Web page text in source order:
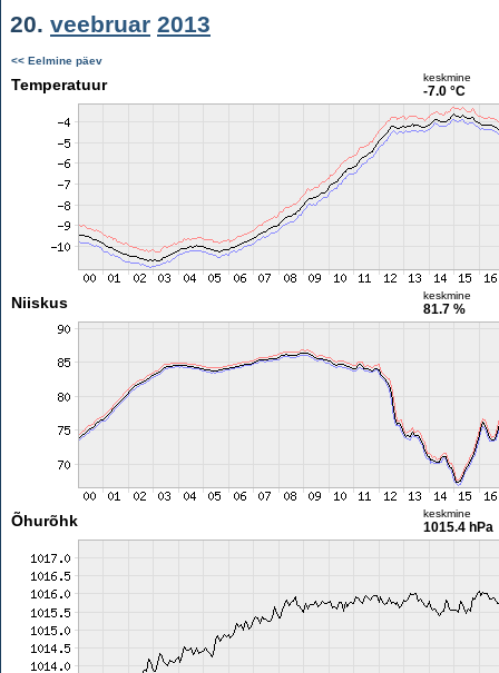
20. veebruar 2013
<< Eelmine päev
Temperatuur keskmine
-7.0 °C
Niiskus keskmine
81.7 %
Õhurõhk keskmine
1015.4 hPa